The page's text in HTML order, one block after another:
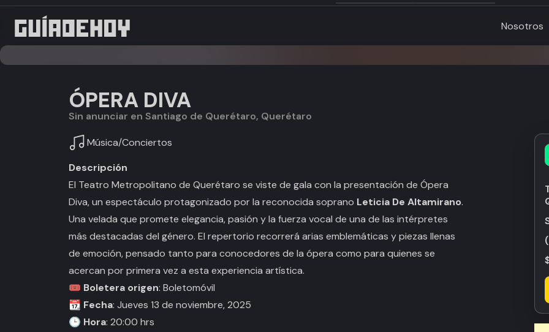
Nosotros
ÓPERA DIVA
Sin anunciar en Santiago de Querétaro, Querétaro
Música/Conciertos
Descripción
El Teatro Metropolitano de Querétaro se viste de gala con la presentación de Ópera
Diva, un espectáculo protagonizado por la reconocida soprano Leticia De Altamirano.
Una velada que promete elegancia, pasión y la fuerza vocal de una de las intérpretes
más destacadas del género. El repertorio recorrerá arias emblemáticas y piezas llenas
de emoción, pensado tanto para conocedores de la ópera como para quienes se
acercan por primera vez a esta experiencia artística.
🎟️ Boletera origen: Boletomóvil
📆 Fecha: Jueves 13 de noviembre, 2025
🕒 Hora: 20:00 hrs